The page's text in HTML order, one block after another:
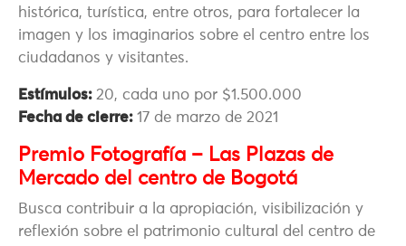
histórica, turística, entre otros, para fortalecer la
imagen y los imaginarios sobre el centro entre los
ciudadanos y visitantes.
Estímulos: 20, cada uno por $1.500.000
Fecha de cierre: 17 de marzo de 2021
Premio Fotografía – Las Plazas de
Mercado del centro de Bogotá
Busca contribuir a la apropiación, visibilización y
reflexión sobre el patrimonio cultural del centro de